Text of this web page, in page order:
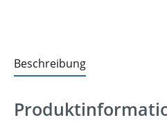
Beschreibung